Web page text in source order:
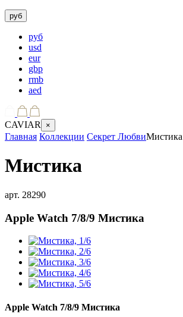
руб
руб
usd
eur
gbp
rmb
aed
CAVIAR ×
Главная Коллекции Секрет ЛюбвиМистика
Мистика
арт. 28290
Apple Watch 7/8/9 Мистика
Apple Watch 7/8/9 Мистика